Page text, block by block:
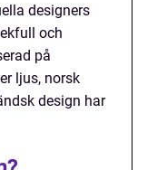
designers
och
på
ljus, norsk
design har